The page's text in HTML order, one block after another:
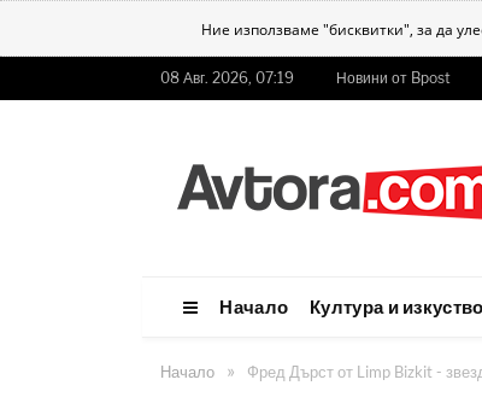
Ние използваме "бисквитки", за да
08 Авг. 2026, 07:19 Новини от Bpost
Начало Култура и изкуство
Начало » Фред Дърст от Limp Bizkit -